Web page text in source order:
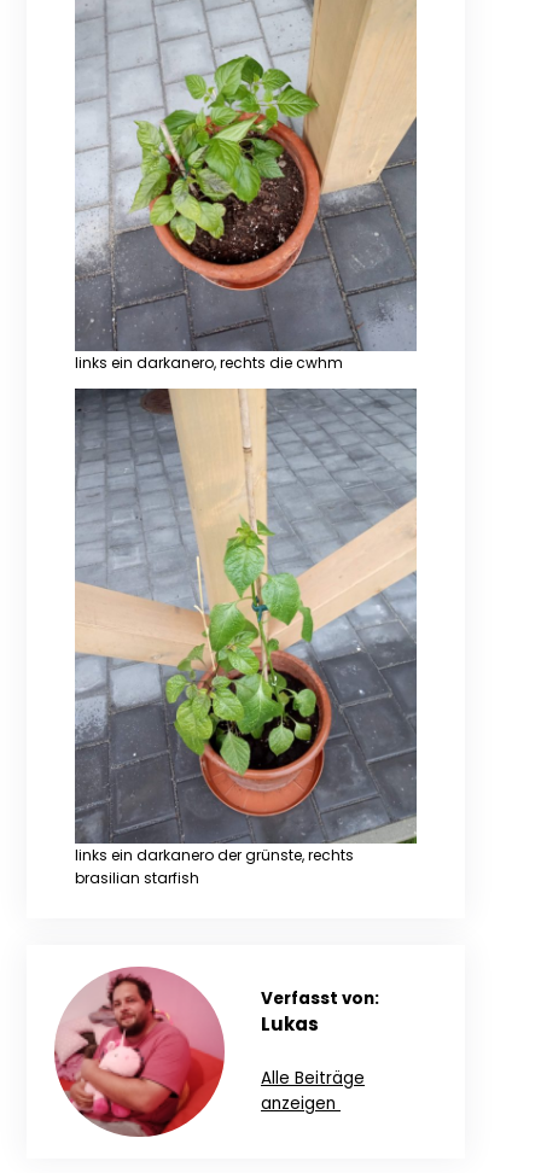
links ein darkanero, rechts die cwhm
links ein darkanero der grünste, rechts
brasilian starfish
Verfasst von:
Lukas
Alle Beiträge
anzeigen